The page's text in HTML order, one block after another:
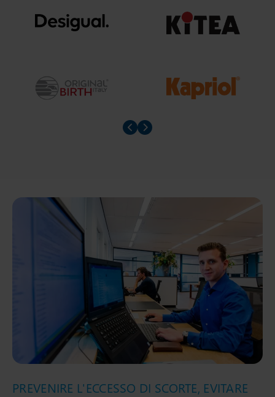
Prev slider
Prev slider
PREVENIRE L'ECCESSO DI SCORTE, EVITARE